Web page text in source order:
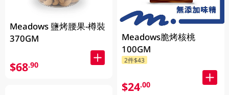
Meadows 鹽烤腰果-樽裝
370GM
$68.90
Meadows脆烤核桃
100GM
2件$43
$24.00